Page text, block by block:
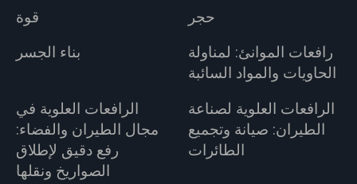
قوة
حجر
بناء الجسر
رافعات الموانئ: لمناولة
الحاويات والمواد السائبة
الرافعات العلوية في
مجال الطيران والفضاء:
رفع دقيق لإطلاق
الصواريخ ونقلها
الرافعات العلوية لصناعة
الطيران: صيانة وتجميع
الطائرات